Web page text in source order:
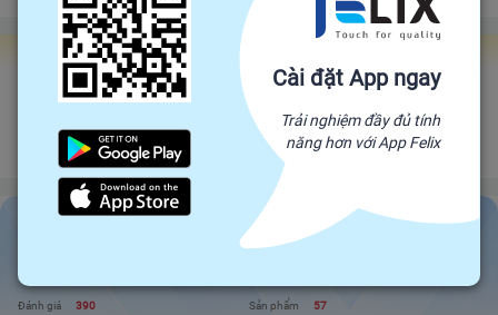
Gian hàng Felix Factories
GIAN HÀNG ĐẶC SẢN TỈNH TÂY NINH
Đối tác trực tiếp của Felix, mang sản phẩm trực tiếp từ nhà sản xuất để đến
với người tiêu dùng. Giá cả cạnh tranh - Chất lượng tuyệt đối
GIAN HÀNG ĐẶC SẢN TỈNH TÂY NINH
Đánh giá 390 Sản phẩm 57
Cài đặt App ngay
Trải nghiệm đầy đủ tính
năng hơn với App Felix